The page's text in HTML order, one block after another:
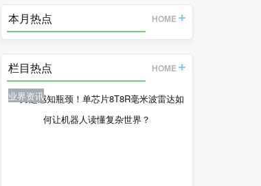
本月热点 HOME
栏目热点 HOME
业界资讯